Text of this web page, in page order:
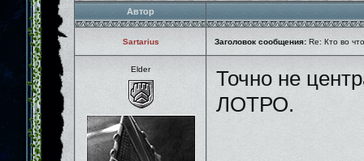
Автор
Sartarius Заголовок сообщения: Re: Кто во
Elder
Точно не
ЛОТРО.